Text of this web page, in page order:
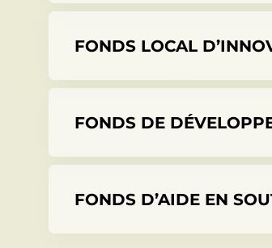
FONDS LOCAL
FONDS DE
FONDS D’AIDE EN